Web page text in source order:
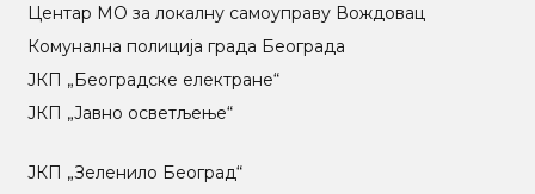
Центар МO за локалну самоуправу Вождовац
Комунална полиција града Београда
ЈКП „Београдске електране“
ЈКП „Јавно осветљење“
ЈКП „Зеленило Београд“